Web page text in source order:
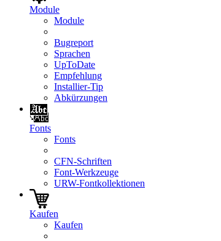
Module
Module
Bugreport
Sprachen
UpToDate
Empfehlung
Installier-Tip
Abkürzungen
Fonts
Fonts
CFN-Schriften
Font-Werkzeuge
URW-Fontkollektionen
Kaufen
Kaufen